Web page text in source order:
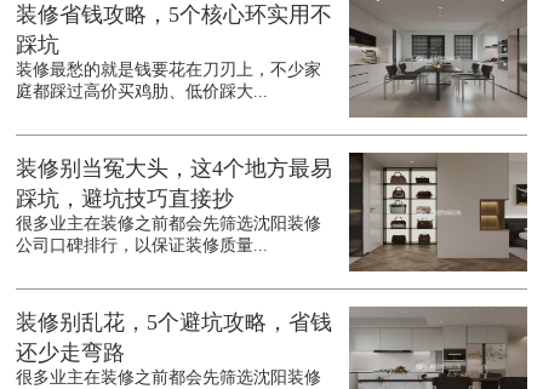
装修省钱攻略，5个核心环实用不
踩坑
装修最愁的就是钱要花在刀刃上，不少家
庭都踩过高价买鸡肋、低价踩大...
装修别当冤大头，这4个地方最易
踩坑，避坑技巧直接抄
很多业主在装修之前都会先筛选沈阳装修
公司口碑排行，以保证装修质量...
装修别乱花，5个避坑攻略，省钱
还少走弯路
很多业主在装修之前都会先筛选沈阳装修